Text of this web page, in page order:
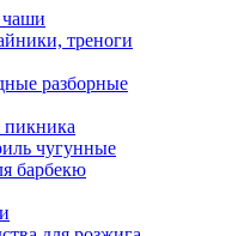
чаши
треноги
разборные
пикника
чугунные
барбекю